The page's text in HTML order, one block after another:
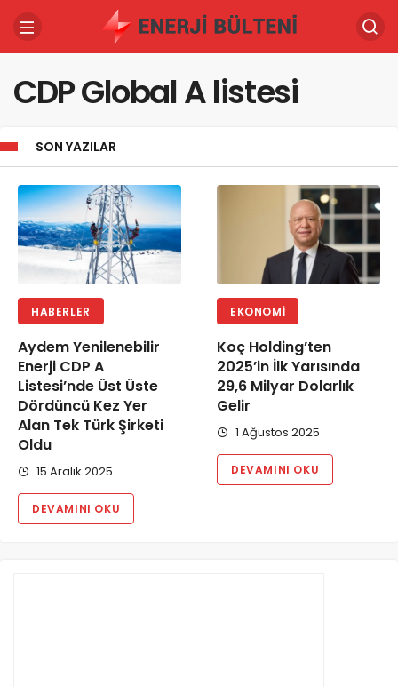
CDP Global A listesi
SON YAZILAR
HABERLER
Aydem Yenilenebilir
Enerji CDP A
Listesi’nde Üst Üste
Dördüncü Kez Yer
Alan Tek Türk Şirketi
Oldu
15 Aralık 2025
DEVAMINI OKU
EKONOMI
Koç Holding’ten
2025’in İlk Yarısında
29,6 Milyar Dolarlık
Gelir
1 Ağustos 2025
DEVAMINI OKU